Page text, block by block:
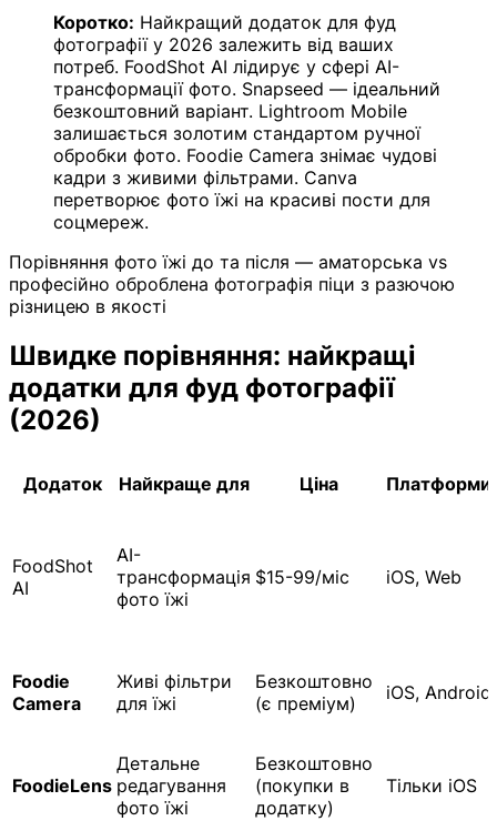
Коротко: Найкращий додаток для фуд
фотографії у 2026 залежить від ваших
потреб. FoodShot AI лідирує у сфері AI-
трансформації фото. Snapseed — ідеальний
безкоштовний варіант. Lightroom Mobile
залишається золотим стандартом ручної
обробки фото. Foodie Camera знімає чудові
кадри з живими фільтрами. Canva
перетворює фото їжі на красиві пости для
соцмереж.
Порівняння фото їжі до та після — аматорська vs
професійно оброблена фотографія піци з разючою
різницею в якості
Швидке порівняння: найкращі
додатки для фуд фотографії
(2026)
Додаток Найкраще для Ціна Платформи
FoodShot
AI
AI-
трансформація
фото їжі
$15-99/міс iOS, Web
Foodie
Camera
Живі фільтри
для їжі
Безкоштовно
(є преміум)
iOS, Android
FoodieLens
Детальне
редагування
фото їжі
Безкоштовно
(покупки в
додатку)
Тільки iOS